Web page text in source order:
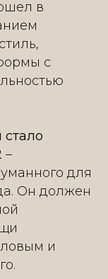
в
с
–
для
Он должен
и